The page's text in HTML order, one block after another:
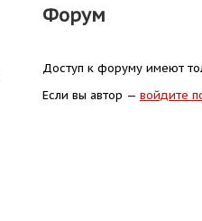
Форум
Доступ к форуму имеют
Если вы автор — войдите